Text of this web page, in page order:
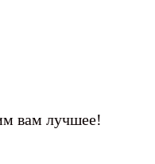
вам лучшее!